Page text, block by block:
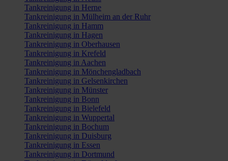
Tankreinigung in Herne
Tankreinigung in Mülheim an der Ruhr
Tankreinigung in Hamm
Tankreinigung in Hagen
Tankreinigung in Oberhausen
Tankreinigung in Krefeld
Tankreinigung in Aachen
Tankreinigung in Mönchengladbach
Tankreinigung in Gelsenkirchen
Tankreinigung in Münster
Tankreinigung in Bonn
Tankreinigung in Bielefeld
Tankreinigung in Wuppertal
Tankreinigung in Bochum
Tankreinigung in Duisburg
Tankreinigung in Essen
Tankreinigung in Dortmund